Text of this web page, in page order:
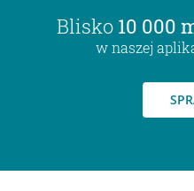
Blisko 10 000
w naszej